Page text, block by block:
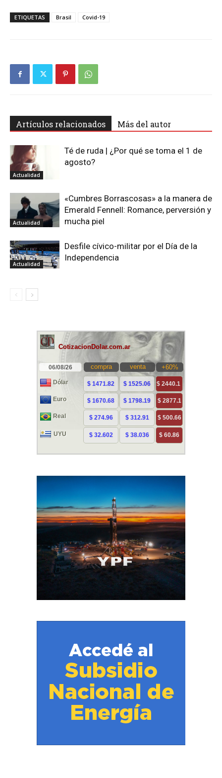
ETIQUETAS Brasil Covid-19
Artículos relacionados Más del autor
Actualidad
Té de ruda | ¿Por qué se toma el 1 de
agosto?
Actualidad
«Cumbres Borrascosas» a la manera de
Emerald Fennell: Romance, perversión y
mucha piel
Actualidad
Desfile cívico-militar por el Día de la
Independencia